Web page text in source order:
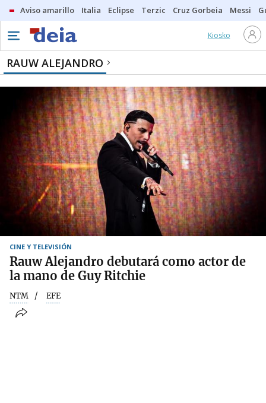
Aviso amarillo Italia Eclipse Terzic Cruz Gorbeia Messi
Kiosko
RAUW ALEJANDRO
CINE Y TELEVISIÓN
Rauw Alejandro debutará como actor de
la mano de Guy Ritchie
NTM EFE